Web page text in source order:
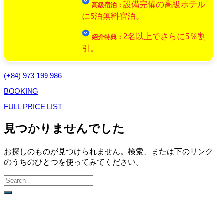
高級宿泊： 設備完備の高級ホテル
に5泊無料宿泊。
紹介特典： 2名以上でさらに5％割
引。
(+84) 973 199 986
BOOKING
FULL PRICE LIST
見つかりませんでした
お探しのものが見つけられません。検索、または下のリンク
のうちのひとつを使ってみてください。